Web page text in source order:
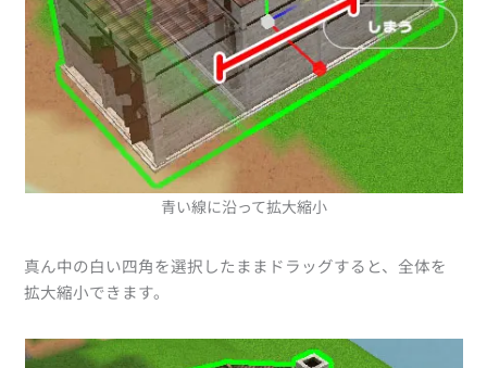
青い線に沿って拡大縮小
真ん中の白い四角を選択したままドラッグすると、全体を
拡大縮小できます。